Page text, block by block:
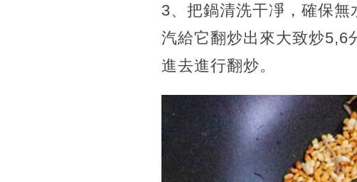
3、把鍋清洗干凈，確保
汽給它翻炒出來大致炒5,6
進去進行翻炒。